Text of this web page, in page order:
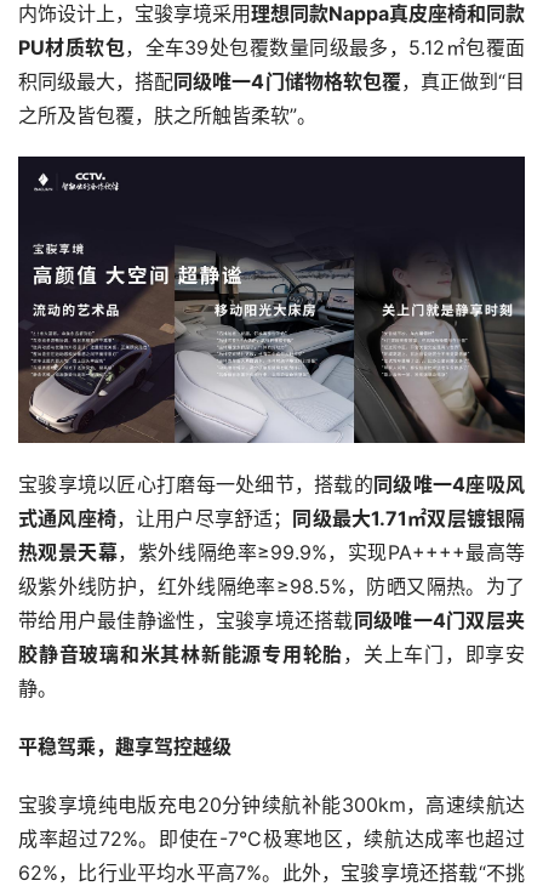
内饰设计上，宝骏享境采用理想同款Nappa真皮座椅和同款
PU材质软包，全车39处包覆数量同级最多，5.12㎡包覆面
积同级最大，搭配同级唯一4门储物格软包覆，真正做到“目
之所及皆包覆，肤之所触皆柔软”。
宝骏享境以匠心打磨每一处细节，搭载的同级唯一4座吸风
式通风座椅，让用户尽享舒适； 同级最大1.71㎡双层镀银隔
热观景天幕，紫外线隔绝率≥99.9%，实现PA++++最高等
级紫外线防护，红外线隔绝率≥98.5%，防晒又隔热。为了
带给用户最佳静谧性，宝骏享境还搭载同级唯一4门双层夹
胶静音玻璃和米其林新能源专用轮胎，关上车门，即享安
静。
平稳驾乘，趣享驾控越级
宝骏享境纯电版充电20分钟续航补能300km，高速续航达
成率超过72%。即使在-7°C极寒地区，续航达成率也超过
62%，比行业平均水平高7%。此外，宝骏享境还搭载“不挑